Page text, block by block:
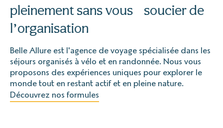
pleinement sans vous soucier de
l’organisation
Belle Allure est l'agence de voyage spécialisée dans les
séjours organisés à vélo et en randonnée. Nous vous
proposons des expériences uniques pour explorer le
monde tout en restant actif et en pleine nature.
Découvrez nos formules